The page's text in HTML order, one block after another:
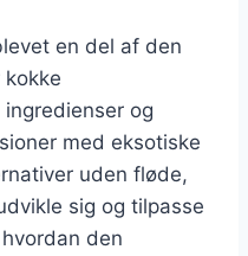
en del af den
og
med eksotiske
uden fløde,
sig og tilpasse
den